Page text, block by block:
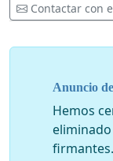
Contactar con
Anuncio
Hemos
firmantes.